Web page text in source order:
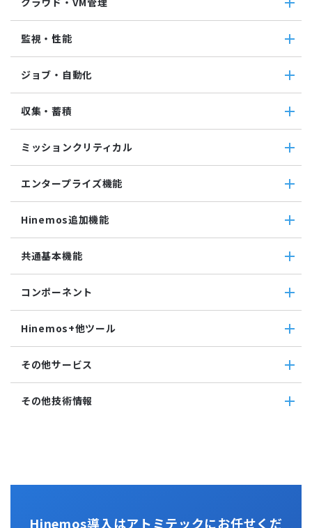
クラウド・VM共通
クラウド管理機能(AWS)
VM管理機能
監視・性能
パケットキャプチャ監視
カスタムトラップ監視
カスタム監視
バイナリファイル監視
収集値統合監視
ログ件数監視
システムログ監視
JMX監視
SQL監視
SNMPTRAP監視
SNMP監視
HTTPシナリオ監視
Windowsイベント監視
サービス・ポート監視
リソース監視
プロセス監視
ジョブ・自動化
ジョブ機能全般について
コマンドジョブ
ファイル転送ジョブ
参照ジョブ
環境構築機能
実行契機
ジョブ連携送信ジョブ
ファイルチェックジョブ
監視ジョブ
承認ジョブ
収集・蓄積
転送
ダウンロード
検索
蓄積
収集
ミッションクリティカル
ミッションクリティカル（Linux）
ミッションクリティカル（Windows）
エンタープライズ機能
インシデント管理連携ツール
Grafana
ユーティリティ機能
レポーティング
ノードマップ
Hinemos追加機能
Hinemosインシデントダッシュボード
メッセージフィルタ
Hinemosセキュリティオプション
共通基本機能
セルフチェック
メンテナンス
通知
アカウント
カレンダ
コンポーネント
Hinemosエージェント
Hinemosクライアント
Hinemosマネージャ
Hinemos+他ツール
google apps
teams
slack
その他サービス
CloudGate UNO
その他技術情報
Hinemos導入はアトミテックにお任せくだ